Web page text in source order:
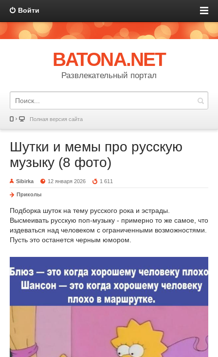
Войти
BATONA.NET
Развлекательный портал
Полная версия сайта
Шутки и мемы про русскую
музыку (8 фото)
Sibirka 12 января 2026 1 611
Приколы
Подборка шуток на тему русского рока и эстрады.
Высмеивать русскую поп-музыку - примерно то же самое, что
издеваться над человеком с ограниченными возможностями.
Пусть это останется черным юмором.